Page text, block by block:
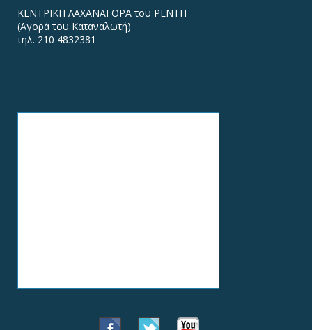
ΚΕΝΤΡΙΚΗ ΛΑΧΑΝΑΓΟΡΑ του ΡΕΝΤΗ
(Αγορά του Καταναλωτή)
τηλ. 210 4832381